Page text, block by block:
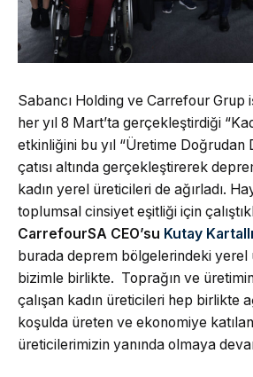
Sabancı Holding ve Carrefour Grup
her yıl 8 Mart’ta gerçekleştirdiği
etkinliğini bu yıl “Üretime Doğrudan
çatısı altında gerçekleştirerek
kadın yerel üreticileri de ağırladı.
toplumsal cinsiyet eşitliği için
CarrefourSA CEO’su Kutay
burada deprem bölgelerindeki yerel
bizimle birlikte. Toprağın ve üretimin
çalışan kadın üreticileri hep birlikte
koşulda üreten ve ekonomiye
üreticilerimizin yanında olmaya